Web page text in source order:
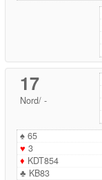
17
Nord/ -
♠65
♥ 3
♦ KDT854
♣ KB83